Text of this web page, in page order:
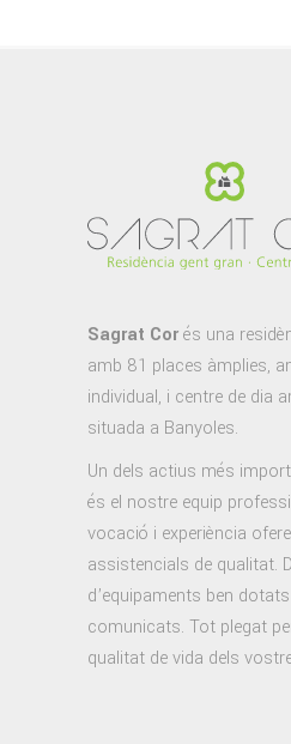
Sagrat Corés una
amb 81 places àmplies,
individual, i centre de dia
situada a Banyoles.
Un dels actius més
és el nostre equip
vocació i experiència
assistencials de qualitat.
d’equipaments ben
comunicats. Tot plegat
qualitat de vida dels